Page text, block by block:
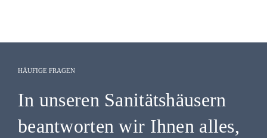
HÄUFIGE FRAGEN
In unseren Sanitätshäusern
beantworten wir Ihnen alles,